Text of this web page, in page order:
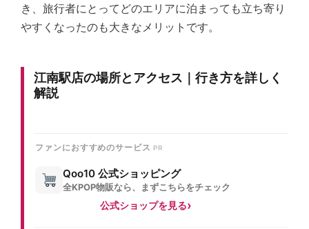
き、旅行者にとってどのエリアに泊まっても立ち寄り
やすくなったのも大きなメリットです。
江南駅店の場所とアクセス｜行き方を詳しく
解説
ファンにおすすめのサービス
Qoo10 公式ショッピング
全KPOP物販なら、まずこちらをチェック
公式ショップを見る